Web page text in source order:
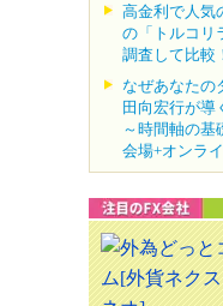
高金利で人気
の「トルコリ
調査して比較
なぜあなたの
田向宏行が導
～時間軸の基
会場+オンラ